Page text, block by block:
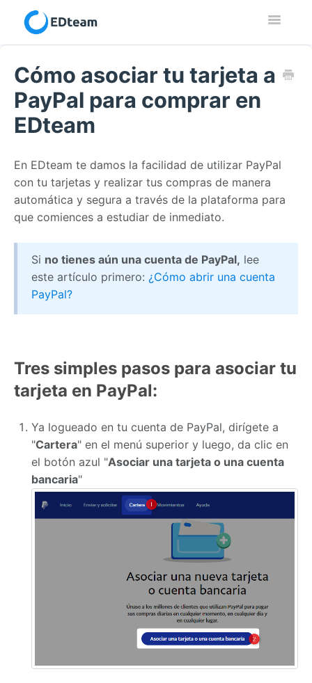
Toggle
Contacto
Cómo asociar tu tarjeta a
PayPal para comprar en
EDteam
En EDteam te damos la facilidad de utilizar PayPal
con tu tarjetas y realizar tus compras de manera
automática y segura a través de la plataforma para
que comiences a estudiar de inmediato.
Si no tienes aún una cuenta de PayPal, lee
este artículo primero: ¿Cómo abrir una cuenta
PayPal?
Tres simples pasos para asociar tu
tarjeta en PayPal:
Ya logueado en tu cuenta de PayPal, dirígete a
"Cartera" en el menú superior y luego, da clic en
el botón azul "Asociar una tarjeta o una cuenta
bancaria"